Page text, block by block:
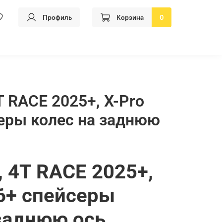
Профиль Корзина 0
RACE 2025+, X-Pro
колес на заднюю
4T RACE 2025+,
спейсеры